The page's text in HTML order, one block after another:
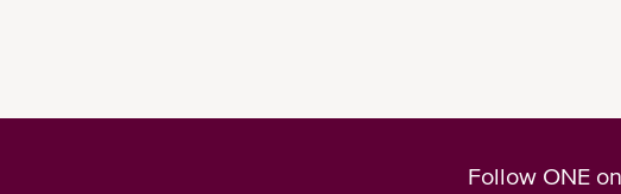
Follow ONE